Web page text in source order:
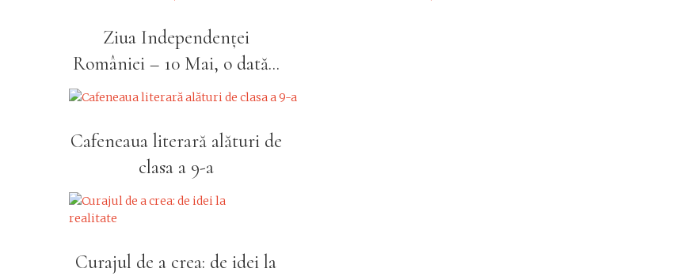
Ziua Independenței
României – 10 Mai, o dată...
Cafeneaua literară alături de
clasa a 9-a
Curajul de a crea: de idei la